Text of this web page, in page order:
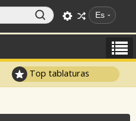
Es
Top tablaturas